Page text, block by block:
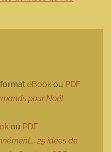
format eBook ou PDF
pour Noël :
ou PDF
25 idées de